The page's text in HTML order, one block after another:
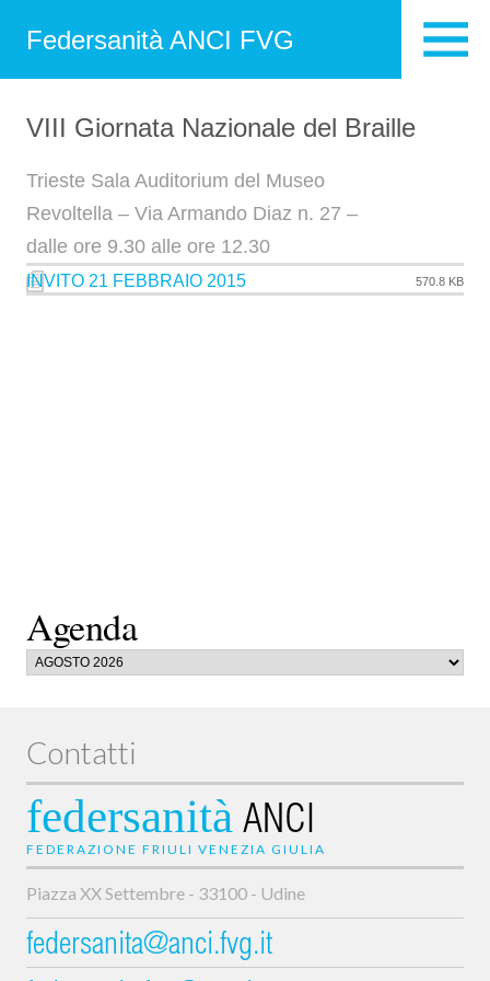
Federsanità ANCI FVG
Agenda
VIII Giornata Nazionale del Braille
Trieste Sala Auditorium del Museo
Revoltella – Via Armando Diaz n. 27 –
dalle ore 9.30 alle ore 12.30
INVITO 21 FEBBRAIO 2015 570.8 KB
Contatti
federsanità ANCI
FEDERAZIONE FRIULI VENEZIA GIULIA
Piazza XX Settembre - 33100 - Udine
federsanita@anci.fvg.it